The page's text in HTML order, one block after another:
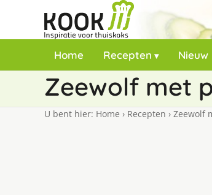
Home Recepten Nieuw
Zeewolf met
U bent hier: Home › Recepten › Zeewolf